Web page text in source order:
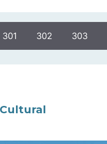
301 302 303